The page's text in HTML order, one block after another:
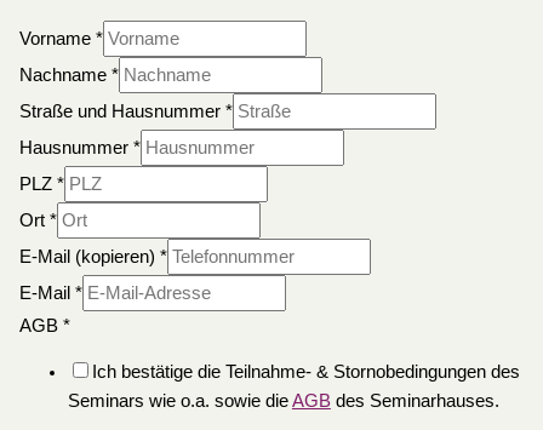
Vorname *
Nachname *
Straße und Hausnummer *
Hausnummer *
PLZ *
Ort *
E-Mail (kopieren) *
E-Mail *
AGB *
Ich bestätige die Teilnahme- & Stornobedingungen des
Seminars wie o.a. sowie dieAGBdes Seminarhauses.